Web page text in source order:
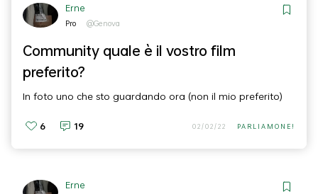
Erne
Pro @Genova
Community quale è il vostro film
preferito?
In foto uno che sto guardando ora (non il mio preferito)
6 19 02/02/22 PARLIAMONE!
Erne